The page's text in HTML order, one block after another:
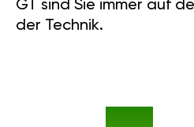
GT sind Sie immer auf
der Technik.